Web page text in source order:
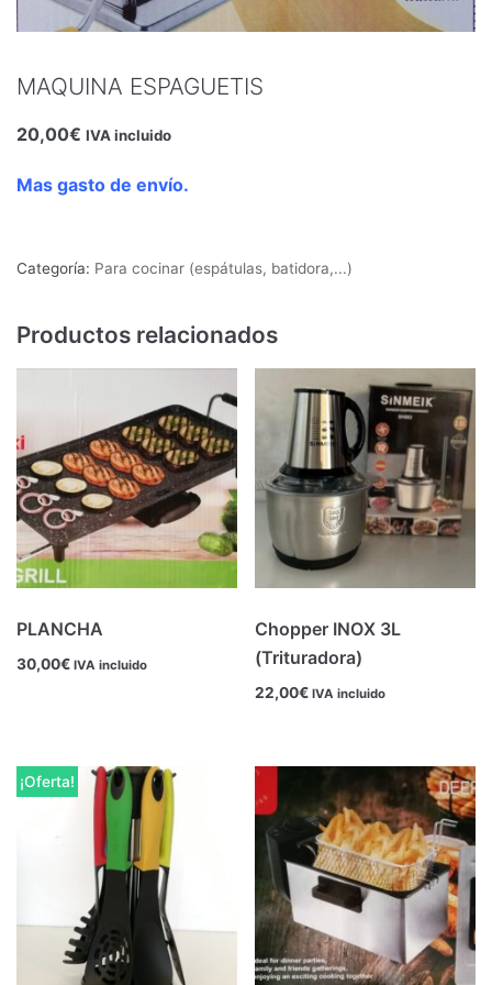
MAQUINA ESPAGUETIS
20,00€ IVA incluido
Mas gasto de envío.
Categoría: Para cocinar (espátulas, batidora,...)
Productos relacionados
PLANCHA
30,00€ IVA incluido
Chopper INOX 3L
(Trituradora)
22,00€ IVA incluido
¡Oferta!
UTENSILIO DE COCINA
TETERAS
VASOS
FRUTOS SECOS
PLATOS DE CERÁMICA
ARTÍCULOS VARIOS